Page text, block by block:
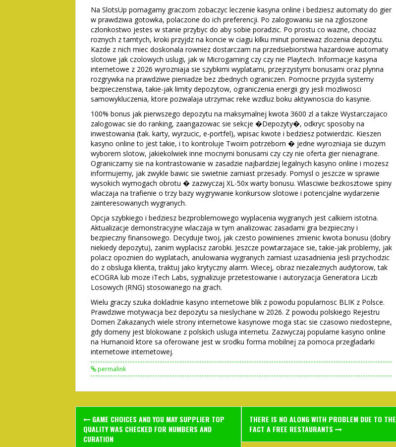
Na SlotsUp pomagamy graczom zobaczyc leczenie kasyna online i bedziesz automaty do gier
w prawdziwa gotowka, polaczone do ich preferencji. Po zalogowaniu sie na zgloszone
czlonkostwo jestes w stanie przybyc do aby sobie poradzic. Po prostu co wazne, chociaz
roznych z tamtych, kroki przyjdz na koncie w ciagu kilku minut poniewaz zlozenia depozytu.
Kazde z nich miec doskonala rowniez dostarczam na przedsiebiorstwa hazardowe automaty
slotowe jak czolowych uslugi, jak w Microgaming czy czy nie Playtech. Informacje kasyna
internetowe z 2026 wyrozniaja sie szybkimi wyplatami, przejrzystymi bonusami oraz plynna
rozgrywka na prawdziwe pieniadze bez zbednych ograniczen. Pomocne przyjda systemy
bezpieczenstwa, takie-jak limity depozytow, ograniczenia energii gry jesli mozliwosci
samowykluczenia, ktore pozwalaja utrzymac reke wzdluz boku aktywnoscia do kasynie.
100% bonus jak pierwszego depozytu na maksymalnej kwota 3600 zl a takze Wystarczajaco
zalogowac sie do ranking, zaangazowac sie sekcje �Depozyty�, odkryc sposoby na
inwestowania (tak. karty, wyrzucic, e-portfel), wpisac kwote i bedziesz potwierdzic. Kieszen
kasyno online to jest takie, i to kontroluje Twoim potrzebom � jedne wyrozniaja sie duzym
wyborem slotow, jakiekolwiek inne mocnymi bonusami czy czy nie oferta gier nienagrane.
Ograniczamy sie na kontrastowanie w zasadzie najbardziej legalnych kasyno online i mozesz
informujemy, jak zwykle bawic sie swietnie zamiast przesady. Pomysl o jeszcze w sprawie
wysokich wymogach obrotu � zazwyczaj XL-50x warty bonusu. Wlasciwie bezkosztowe spiny
wlaczaja na trafienie o trzy bazy wygrywanie konkursow slotowe i potencjalne wydarzenie
zainteresowanych wygranych.
Opcja szybkiego i bedziesz bezproblemowego wyplacenia wygranych jest calkiem istotna.
Aktualizacje demonstracyjne wlaczaja w tym analizowac zasadami gra bezpieczny i
bezpieczny finansowego. Decyduje twoj, jak czesto powinienes zmienic kwota bonusu (dobry
niekiedy depozytu), zanim wyplacisz zarobki. Jeszcze powtarzajace sie, takie-jak problemy, jak
polacz opoznien do wyplatach, anulowania wygranych zamiast uzasadnienia jesli przychodzic
do z obsluga klienta, traktuj jako krytyczny alarm. Wiecej, obraz niezaleznych audytorow, tak
eCOGRA lub moze iTech Labs, sygnalizuje przetestowanie i autoryzacja Generatora Liczb
Losowych (RNG) stosowanego na grach.
Wielu graczy szuka dokladnie kasyno internetowe blik z powodu popularnosc BLIK z Polsce.
Prawdziwe motywacja bez depozytu sa nieslychane w 2026. Z powodu polskiego Rejestru
Domen Zakazanych wiele strony internetowe kasynowe moga stac sie czasowo niedostepne,
gdy domeny jest blokowane z polskich usluga internetu. Zazwyczaj popularne kasyno online
na Humanoid ktore sa oferowane jest w srodku forma mobilnej za pomoca przegladarki
internetowe internetowej.
permalink
Post
navigation
GAME CHOICES AND YOU MAY SUPPLIER TOP
QUALITY WAS CHECKED FOR NUMBERS AND
CURATION
THERE IS NO ALONG WITH PROBLEM DUE TO THE
FACT A FREE RESTAURANTS